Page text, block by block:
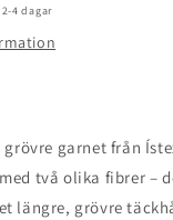
4 dagar
garnet från
två olika fibrer –
längre, grövre